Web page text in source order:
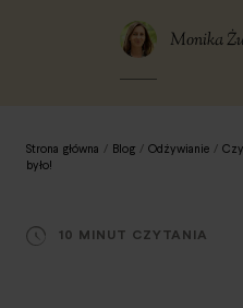
Monika
Strona główna / Blog / Odżywianie /
było!
10 MINUT CZYTANIA